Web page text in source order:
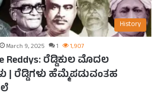
History
March 9, 2025 1 1,907
Reddys: ರೆಡ್ಡಿಕುಲ ಮೊದಲ
| ರೆಡ್ಡಿಗಳು ಹೆಮ್ಮೆಪಡುವಂತಹ